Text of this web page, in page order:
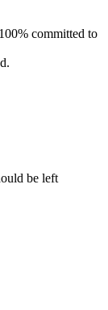
committed to
be left